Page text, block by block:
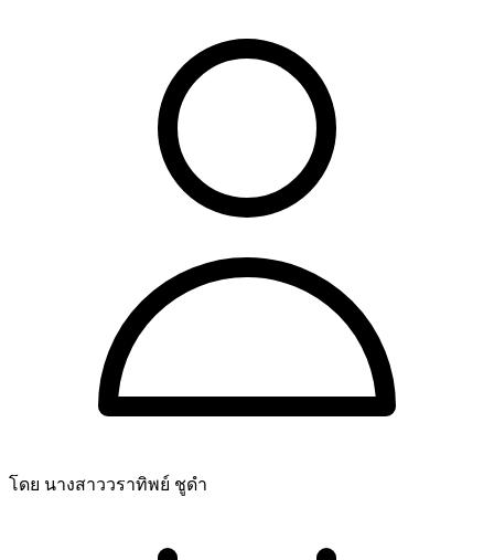
โดย นางสาววราทิพย์ ชูดำ